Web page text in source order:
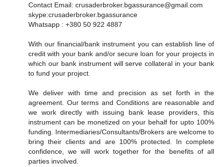
Contact Email: crusaderbroker.bgassurance@gmail.com
skype:crusaderbroker.bgassurance
Whatsapp : +380 50 922 4887
With our financial/bank instrument you can establish line of
credit with your bank and/or secure loan for your projects in
which our bank instrument will serve collateral in your bank
to fund your project.
We deliver with time and precision as set forth in the
agreement. Our terms and Conditions are reasonable and
we work directly with issuing bank lease providers, this
instrument can be monetized on your behalf for upto 100%
funding. Intermediaries/Consultants/Brokers are welcome to
bring their clients and are 100% protected. In complete
confidence, we will work together for the benefits of all
parties involved.